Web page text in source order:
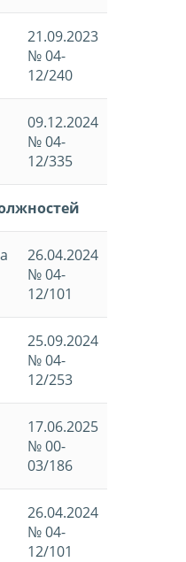
21.09.2023
№ 04-
12/240
09.12.2024
№ 04-
12/335
26.04.2024
№ 04-
12/101
25.09.2024
№ 04-
12/253
17.06.2025
№ 00-
03/186
26.04.2024
№ 04-
12/101